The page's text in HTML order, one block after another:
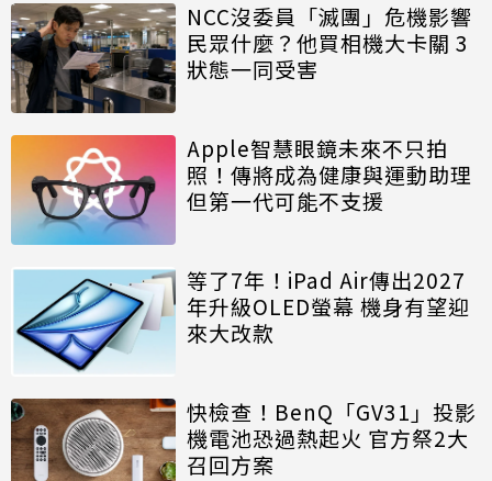
NCC沒委員「滅團」危機影響
民眾什麼？他買相機大卡關 3
狀態一同受害
Apple智慧眼鏡未來不只拍
照！傳將成為健康與運動助理
但第一代可能不支援
等了7年！iPad Air傳出2027
年升級OLED螢幕 機身有望迎
來大改款
快檢查！BenQ「GV31」投影
機電池恐過熱起火 官方祭2大
召回方案